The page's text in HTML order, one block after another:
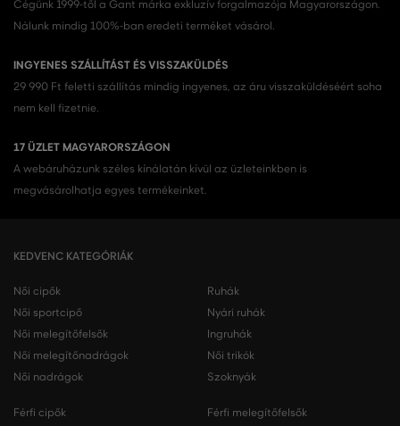
Cégünk 1999-től a Gant márka exkluzív forgalmazója Magyarországon.
Nálunk mindig 100%-ban eredeti terméket vásárol.
INGYENES SZÁLLÍTÁST ÉS VISSZAKÜLDÉS
29 990 Ft feletti szállítás mindig ingyenes, az áru visszaküldéséért soha
nem kell fizetnie.
17 ÜZLET MAGYARORSZÁGON
A webáruházunk széles kínálatán kívül az üzleteinkben is
megvásárolhatja egyes termékeinket.
KEDVENC KATEGÓRIÁK
Női cipők
Női sportcipő
Női melegítőfelsők
Női melegítőnadrágok
Női nadrágok
Ruhák
Nyári ruhák
Ingruhák
Női trikók
Szoknyák
Férfi cipők
Férfi melegítőfelsők